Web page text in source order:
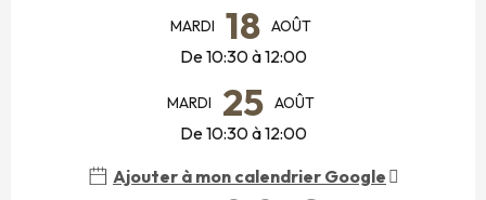
MARDI 18 AOÛT
De 10:30 à 12:00
MARDI 25 AOÛT
De 10:30 à 12:00
Ajouter à mon calendrier Google